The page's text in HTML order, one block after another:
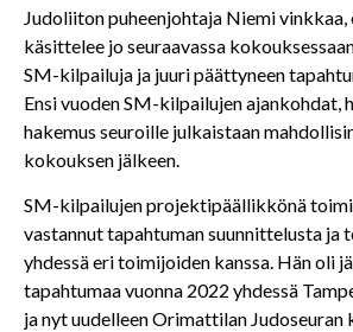
Judoliiton puheenjohtaja Niemi vinkkaa,
käsittelee jo seuraavassa
SM-kilpailuja ja juuri päättyneen
Ensi vuoden SM-kilpailujen ajankohdat,
hakemus seuroille julkaistaan
kokouksen jälkeen.
SM-kilpailujen projektipäällikkönä
vastannut tapahtuman suunnittelusta ja
yhdessä eri toimijoiden kanssa. Hän oli
tapahtumaa vuonna 2022 yhdessä
ja nyt uudelleen Orimattilan Judoseuran